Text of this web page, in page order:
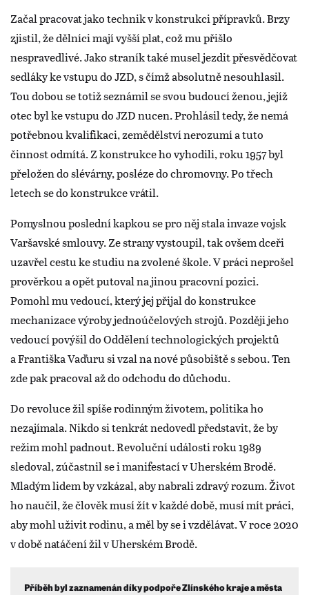
Začal pracovat jako technik v konstrukci přípravků. Brzy
zjistil, že dělníci mají vyšší plat, což mu přišlo
nespravedlivé. Jako straník také musel jezdit přesvědčovat
sedláky ke vstupu do JZD, s čímž absolutně nesouhlasil.
Tou dobou se totiž seznámil se svou budoucí ženou, jejíž
otec byl ke vstupu do JZD nucen. Prohlásil tedy, že nemá
potřebnou kvalifikaci, zemědělství nerozumí a tuto
činnost odmítá. Z konstrukce ho vyhodili, roku 1957 byl
přeložen do slévárny, posléze do chromovny. Po třech
letech se do konstrukce vrátil.
Pomyslnou poslední kapkou se pro něj stala invaze vojsk
Varšavské smlouvy. Ze strany vystoupil, tak ovšem dceři
uzavřel cestu ke studiu na zvolené škole. V práci neprošel
prověrkou a opět putoval na jinou pracovní pozici.
Pomohl mu vedoucí, který jej přijal do konstrukce
mechanizace výroby jednoúčelových strojů. Později jeho
vedoucí povýšil do Oddělení technologických projektů
a Františka Vaďuru si vzal na nové působiště s sebou. Ten
zde pak pracoval až do odchodu do důchodu.
Do revoluce žil spíše rodinným životem, politika ho
nezajímala. Nikdo si tenkrát nedovedl představit, že by
režim mohl padnout. Revoluční události roku 1989
sledoval, zúčastnil se i manifestací v Uherském Brodě.
Mladým lidem by vzkázal, aby nabrali zdravý rozum. Život
ho naučil, že člověk musí žít v každé době, musí mít práci,
aby mohl uživit rodinu, a měl by se i vzdělávat. V roce 2020
v době natáčení žil v Uherském Brodě.
Příběh byl zaznamenán díky podpoře Zlínského kraje a města